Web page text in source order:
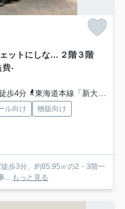
ＣＡＣＨＥＴＴＥにしなか（カシェットにしなか） ２階３階
費-
歩4分
東海道本線「新大阪」駅 徒歩10分
ル向け
物販向け
歩3分、約85.95㎡の2・3階一
... もっと見る